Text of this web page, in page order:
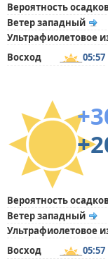
Вероятность
Ветер западный
Ультрафиолетовое
Восход
05:57
Вероятность
Ветер западный
Ультрафиолетовое
Восход
05:57